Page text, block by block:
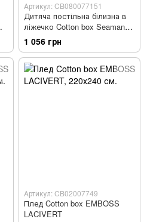
Артикул: CB080077151
Дитяча постільна білизна в
ліжечко Cotton box Seaman
Mavi
1 056 грн
Артикул: CB02007749
Плед Cotton box EMBOSS
LACIVERT